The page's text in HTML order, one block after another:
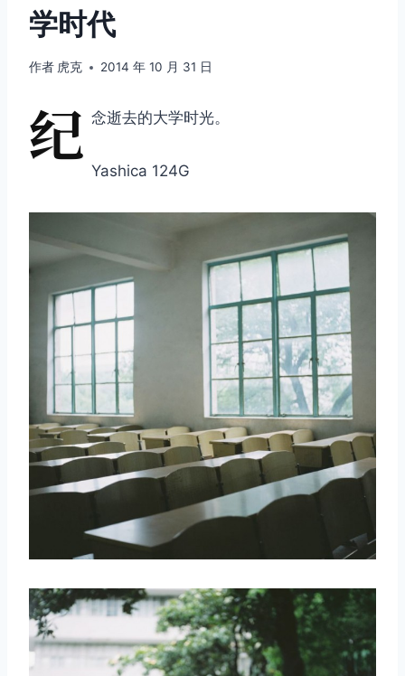
学时代
作者 虎克 2014 年 10 月 31 日
纪 念逝去的大学时光。
Yashica 124G